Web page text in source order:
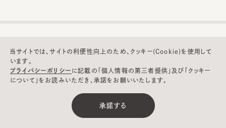
©CA4LA INC. All Rights Reserved.
当サイトでは、サイトの利便性向上のため、クッキー(Cookie)を使用して
います。
プライバシーポリシー に記載の「個人情報の第三者提供」及び「クッキー
について」をお読みいただき、承諾をお願いいたします。
承諾する